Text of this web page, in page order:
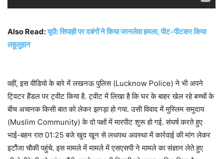
Also Read:यूपी: सिपाही पर दबंगों ने किया जानलेवा हमला, पीट-पीटकर किया
लहूलुहान
वहीं, इस वीडियो के बारे में लखनऊ पुलिस (Lucknow Police) ने भी अपने
ट्विटर हैंडल पर ट्वीट किया है. ट्वीट में लिखा है कि घर के बाहर खेल रहे बच्‍चों के
बीच अचानक किसी बात को लेकर झगड़ा हो गया. उसी विवाद में मुस्लिम समुदाय
(Muslim Community) के दो पक्षों में मारपीट शुरू हो गई. संघर्ष करते हुए
भाई-बहन रात 01:25 बजे खुद खून से लथपथ अवस्‍था में कार्रवाई की मांग लेकर
इटौंजा चौकी पहुंचे. इस मामले में मामले में एसएसपी ने मामले का संज्ञान लेते हुए